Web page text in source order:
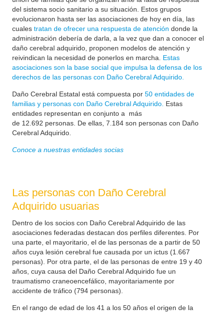
del sistema socio sanitario a su situación. Estos grupos
evolucionaron hasta ser las asociaciones de hoy en día, las
cuales tratan de ofrecer una respuesta de atención donde la
administración debería de darla, a la vez que dan a conocer el
daño cerebral adquirido, proponen modelos de atención y
reivindican la necesidad de ponerlos en marcha. Estas
asociaciones son la base social que impulsa la defensa de los
derechos de las personas con Daño Cerebral Adquirido.
Daño Cerebral Estatal está compuesta por 50 entidades de
familias y personas con Daño Cerebral Adquirido. Estas
entidades representan en conjunto a más
de 12.692 personas. De ellas, 7.184 son personas con Daño
Cerebral Adquirido.
Conoce a nuestras entidades socias
Las personas con Daño Cerebral
Adquirido usuarias
Dentro de los socios con Daño Cerebral Adquirido de las
asociaciones federadas destacan dos perfiles diferentes. Por
una parte, el mayoritario, el de las personas de a partir de 50
años cuya lesión cerebral fue causada por un ictus (1.667
personas). Por otra parte, el de las personas de entre 19 y 40
años, cuya causa del Daño Cerebral Adquirido fue un
traumatismo craneoencefálico, mayoritariamente por
accidente de tráfico (794 personas).
En el rango de edad de los 41 a los 50 años el origen de la